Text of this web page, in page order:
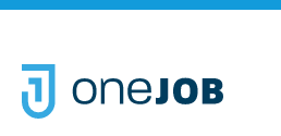
OneJob